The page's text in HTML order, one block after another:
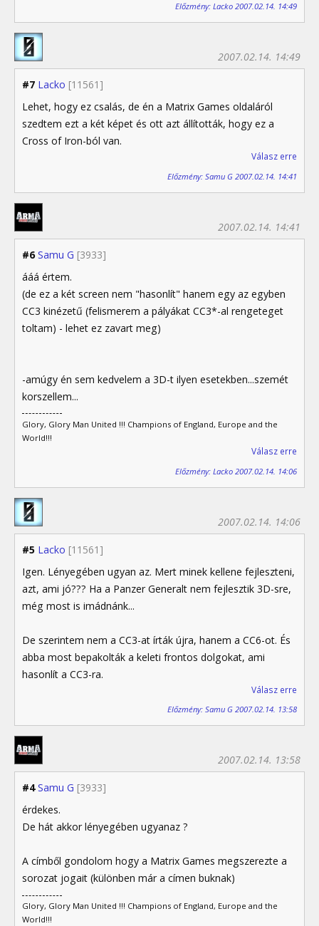
Előzmény: Lacko 2007.02.14. 14:49
#7 Lacko [11561]
2007.02.14. 14:49
Lehet, hogy ez csalás, de én a Matrix Games oldaláról
szedtem ezt a két képet és ott azt állították, hogy ez a
Cross of Iron-ból van.
Válasz erre
Előzmény: Samu G 2007.02.14. 14:41
#6 Samu G [3933]
2007.02.14. 14:41
ááá értem.
(de ez a két screen nem "hasonlít" hanem egy az egyben
CC3 kinézetű (felismerem a pályákat CC3*-al rengeteget
toltam) - lehet ez zavart meg)
-amúgy én sem kedvelem a 3D-t ilyen esetekben...szemét
korszellem...
Glory, Glory Man United !!! Champions of England, Europe and the
World!!!
Válasz erre
Előzmény: Lacko 2007.02.14. 14:06
#5 Lacko [11561]
2007.02.14. 14:06
Igen. Lényegében ugyan az. Mert minek kellene fejleszteni,
azt, ami jó??? Ha a Panzer Generalt nem fejlesztik 3D-sre,
még most is imádnánk...
De szerintem nem a CC3-at írták újra, hanem a CC6-ot. És
abba most bepakolták a keleti frontos dolgokat, ami
hasonlít a CC3-ra.
Válasz erre
Előzmény: Samu G 2007.02.14. 13:58
#4 Samu G [3933]
2007.02.14. 13:58
érdekes.
De hát akkor lényegében ugyanaz ?
A címből gondolom hogy a Matrix Games megszerezte a
sorozat jogait (különben már a címen buknak)
Glory, Glory Man United !!! Champions of England, Europe and the
World!!!